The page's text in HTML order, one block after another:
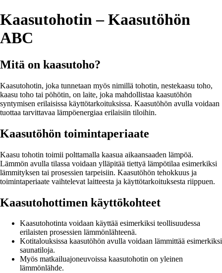
Kaasutohotin – Kaasutöhön
ABC
Mitä on kaasutoho?
Kaasutohotin, joka tunnetaan myös nimillä tohotin, nestekaasu toho,
kaasu toho tai pöhötin, on laite, joka mahdollistaa kaasutöhön
syntymisen erilaisissa käyttötarkoituksissa. Kaasutöhön avulla voidaan
tuottaa tarvittavaa lämpöenergiaa erilaisiin tiloihin.
Kaasutöhön toimintaperiaate
Kaasu tohotin toimii polttamalla kaasua aikaansaaden lämpöä.
Lämmön avulla tilassa voidaan ylläpitää tiettyä lämpötilaa esimerkiksi
lämmityksen tai prosessien tarpeisiin. Kaasutöhön tehokkuus ja
toimintaperiaate vaihtelevat laitteesta ja käyttötarkoituksesta riippuen.
Kaasutohottimen käyttökohteet
Kaasutohotinta voidaan käyttää esimerkiksi teollisuudessa
erilaisten prosessien lämmönlähteenä.
Kotitalouksissa kaasutöhön avulla voidaan lämmittää esimerkiksi
saunatiloja.
Myös matkailuajoneuvoissa kaasutohotin on yleinen
lämmönlähde.